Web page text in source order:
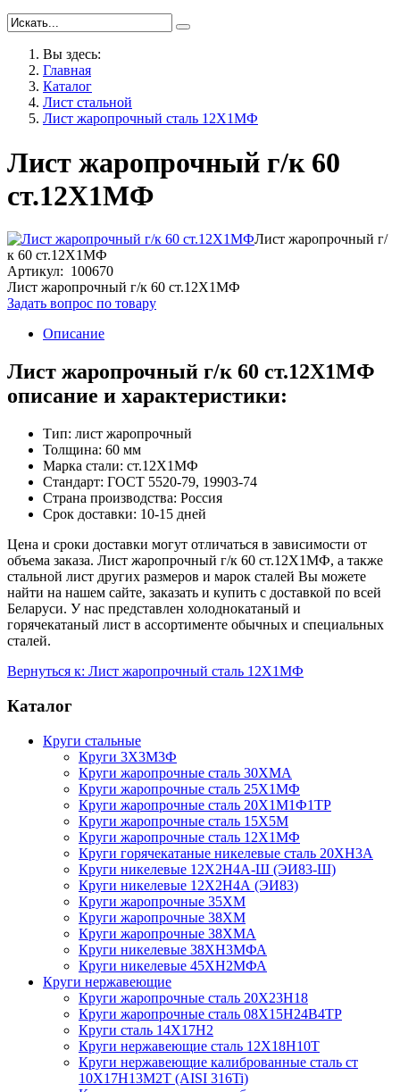
Вы здесь:
Главная
Каталог
Лист стальной
Лист жаропрочный сталь 12Х1МФ
Лист жаропрочный г/к 60
ст.12Х1МФ
Лист жаропрочный г/
к 60 ст.12Х1МФ
Артикул: 100670
Лист жаропрочный г/к 60 ст.12Х1МФ
Задать вопрос по товару
Описание
Лист жаропрочный г/к 60 ст.12Х1МФ
описание и характеристики:
Тип: лист жаропрочный
Толщина: 60 мм
Марка стали: ст.12Х1МФ
Стандарт: ГОСТ 5520-79, 19903-74
Страна производства: Россия
Срок доставки: 10-15 дней
Цена и сроки доставки могут отличаться в зависимости от
объема заказа. Лист жаропрочный г/к 60 ст.12Х1МФ, а также
стальной лист других размеров и марок сталей Вы можете
найти на нашем сайте, заказать и купить с доставкой по всей
Беларуси. У нас представлен холоднокатаный и
горячекатаный лист в ассортименте обычных и специальных
сталей.
Вернуться к: Лист жаропрочный сталь 12Х1МФ
Каталог
Круги стальные
Круги 3Х3М3Ф
Круги жаропрочные сталь 30ХМА
Круги жаропрочные сталь 25Х1МФ
Круги жаропрочные сталь 20Х1М1Ф1ТР
Круги жаропрочные сталь 15Х5М
Круги жаропрочные сталь 12Х1МФ
Круги горячекатаные никелевые сталь 20ХН3А
Круги никелевые 12Х2Н4А-Ш (ЭИ83-Ш)
Круги никелевые 12Х2Н4А (ЭИ83)
Круги жаропрочные 35ХМ
Круги жаропрочные 38ХМ
Круги жаропрочные 38ХМА
Круги никелевые 38XH3MФА
Круги никелевые 45ХН2МФА
Круги нержавеющие
Круги жаропрочные сталь 20Х23Н18
Круги жаропрочные сталь 08Х15Н24В4ТР
Круги сталь 14Х17Н2
Круги нержавеющие сталь 12Х18Н10Т
Круги нержавеющие калиброванные сталь ст
10Х17Н13М2Т (AISI 316Ti)